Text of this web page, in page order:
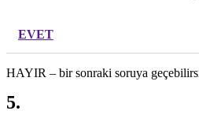
EVET
HAYIR – bir sonraki soruya
5.